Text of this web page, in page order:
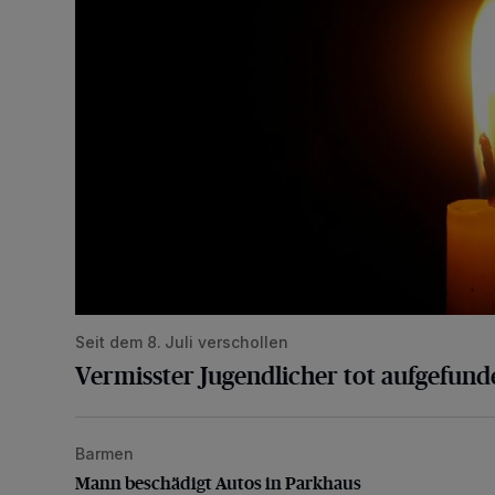
Seit dem 8. Juli verschollen
Vermisster Jugendlicher tot
Mann beschädigt Autos in Parkhaus
Barmen
Mann beschädigt Autos in Parkhaus